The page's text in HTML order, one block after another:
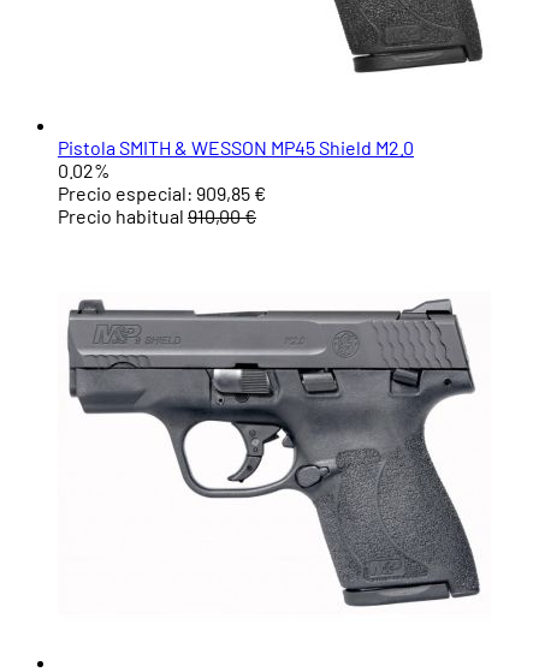
Pistola SMITH & WESSON MP45 Shield M2.0
0.02%
Precio especial: 909,85 €
Precio habitual 910,00 €